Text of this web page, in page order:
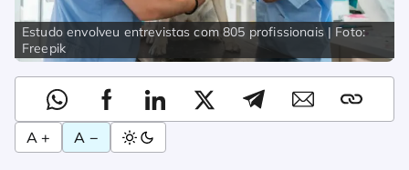
Estudo envolveu entrevistas com 805 profissionais | Foto:
Freepik
A + A −